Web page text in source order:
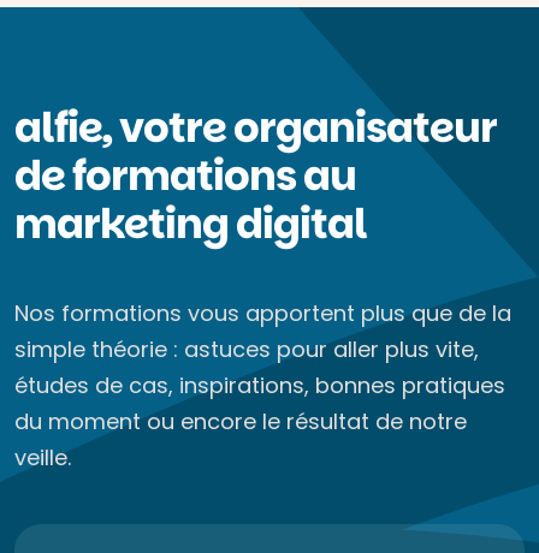
alfie, votre organisateur
de formations au
marketing digital
Nos formations vous apportent plus que de la
simple théorie : astuces pour aller plus vite,
études de cas, inspirations, bonnes pratiques
du moment ou encore le résultat de notre
veille.